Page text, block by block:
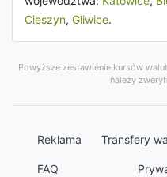
Cieszyn, Gliwice.
Powyższe zestawienie kursów
należy
Reklama Transfery
FAQ